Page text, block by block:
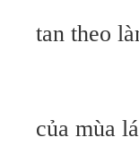
tan theo
của mùa